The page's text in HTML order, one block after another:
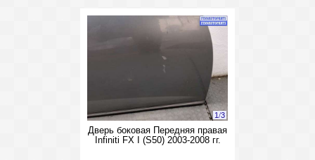
1/3
Дверь боковая Передняя правая
Infiniti FX I (S50) 2003-2008 гг.